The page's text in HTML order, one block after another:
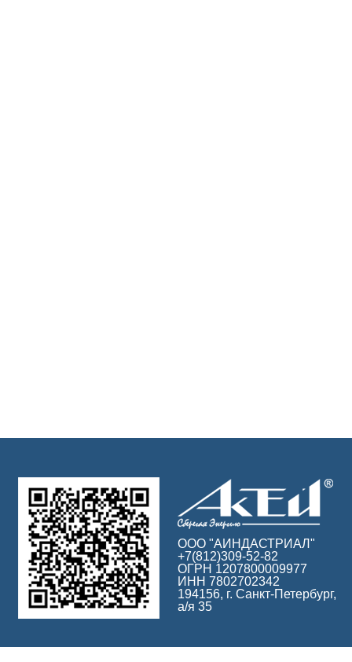
ООО "АИНДАСТРИАЛ"
+7(812)309-52-82
ОГРН 1207800009977
ИНН 7802702342
194156, г. Санкт-Петербург,
а/я 35